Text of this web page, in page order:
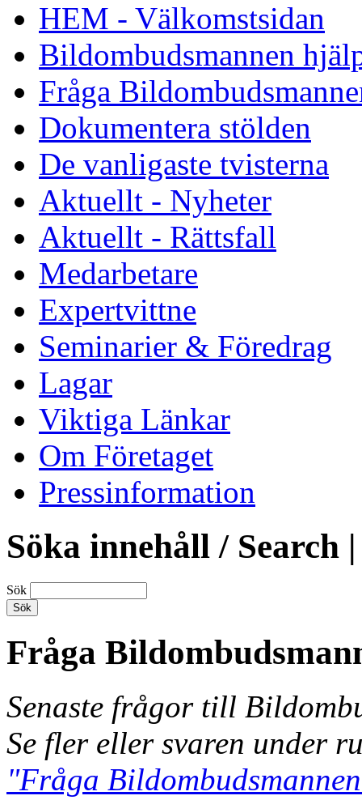
HEM - Välkomstsidan
Bildombudsmannen
Fråga
Dokumentera stölden
De vanligaste tvisterna
Aktuellt - Nyheter
Aktuellt - Rättsfall
Medarbetare
Expertvittne
Seminarier & Föredrag
Lagar
Viktiga Länkar
Om Företaget
Pressinformation
Söka innehåll / Search
Sök
Fråga
Senaste frågor till
Se fler eller svaren under
"Fråga